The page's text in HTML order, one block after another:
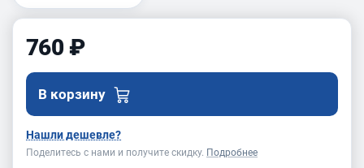
760 ₽
В корзину
Нашли дешевле?
Поделитесь с нами и получите скидку. Подробнее